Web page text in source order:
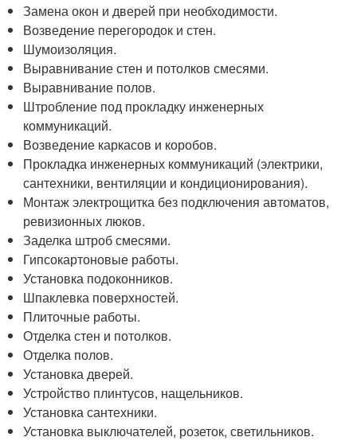
Замена окон и дверей при необходимости.
Возведение перегородок и стен.
Шумоизоляция.
Выравнивание стен и потолков смесями.
Выравнивание полов.
Штробление под прокладку инженерных
коммуникаций.
Возведение каркасов и коробов.
Прокладка инженерных коммуникаций (электрики,
сантехники, вентиляции и кондиционирования).
Монтаж электрощитка без подключения автоматов,
ревизионных люков.
Заделка штроб смесями.
Гипсокартоновые работы.
Установка подоконников.
Шпаклевка поверхностей.
Плиточные работы.
Отделка стен и потолков.
Отделка полов.
Установка дверей.
Устройство плинтусов, нащельников.
Установка сантехники.
Установка выключателей, розеток, светильников.